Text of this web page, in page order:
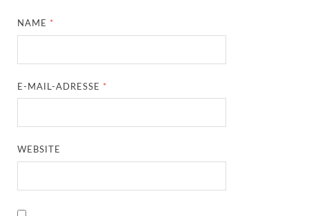
NAME *
E-MAIL-ADRESSE *
WEBSITE